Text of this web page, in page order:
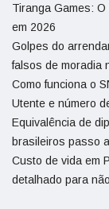
Tiranga Games:
em 2026
Golpes do
falsos de moradia
Como funciona o
Utente e número
Equivalência de
brasileiros passo
Custo de vida em
detalhado para